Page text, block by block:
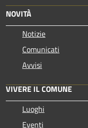
NOVITÀ
Notizie
Comunicati
Avvisi
VIVERE IL COMUNE
Luoghi
Eventi